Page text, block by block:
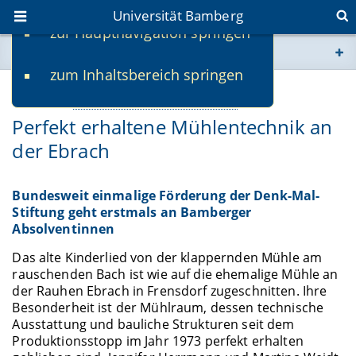
zur Hauptnavigation springen
zum Inhaltsbereich springen
Universität Bamberg
www.uni-bamberg.de
univis.uni-bamberg.de
31.07.2017
Perfekt erhaltene Mühlentechnik an
der Ebrach
Bundesweit einmalige Förderung der Denk-Mal-
Stiftung geht erstmals an Bamberger
Absolventinnen
Das alte Kinderlied von der klappernden Mühle am
rauschenden Bach ist wie auf die ehemalige Mühle an
der Rauhen Ebrach in Frensdorf zugeschnitten. Ihre
Besonderheit ist der Mühlraum, dessen technische
Ausstattung und bauliche Strukturen seit dem
Produktionsstopp im Jahr 1973 perfekt erhalten